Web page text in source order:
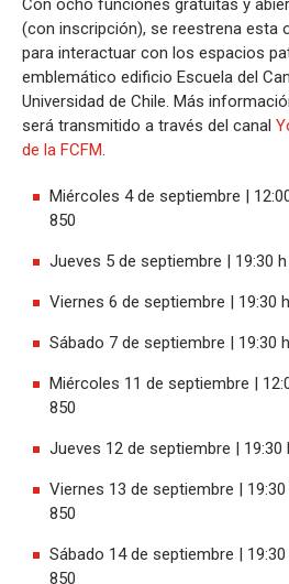
(con inscripción), se reestrena esta
para interactuar con los espacios
emblemático edificio Escuela del
Universidad de Chile. Más
será transmitido a través del canal
de la FCFM
Miércoles 4 de septiembre |
850
Jueves 5 de septiembre | 19:30
Viernes 6 de septiembre | 19:30
Sábado 7 de septiembre | 19:30
Miércoles 11 de septiembre |
850
Jueves 12 de septiembre | 19:30
Viernes 13 de septiembre |
850
Sábado 14 de septiembre |
850